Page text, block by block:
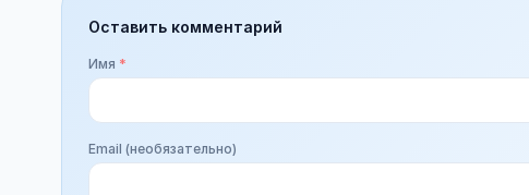
Оставить комментарий
Имя *
Email (необязательно)